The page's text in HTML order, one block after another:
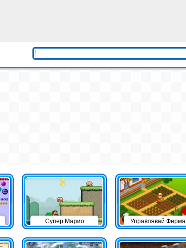
Супер Марио Управлявай Ферма